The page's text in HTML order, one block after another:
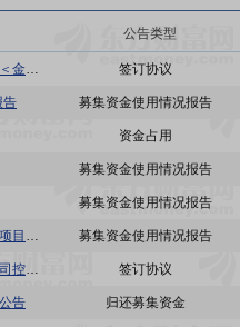
公告类型
江海股份:南通江海电容器股份有限公司关于拟与浙江省交通投资集团财务有限责任公司签订＜金融服务协议＞暨关联交易的公告 签订协议
告 募集资金使用情况报告
资金占用
募集资金使用情况报告
募集资金使用情况报告
江海股份:南通江海电容器股份有限公司关于补充确认使用自有资金、银行承兑汇票支付募投项目所需资金并以募集资金等额置换的公告 募集资金使用情况报告
江海股份:南通江海电容器股份有限公司关于控股股东签署《股份转让协议之补充协议》及公司控制权拟发生变更的进展公告 签订协议
告 归还募集资金